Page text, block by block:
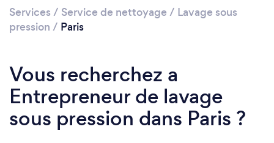
Services / Service de nettoyage / Lavage sous
pression / Paris
Vous recherchez a
Entrepreneur de lavage
sous pression dans Paris ?